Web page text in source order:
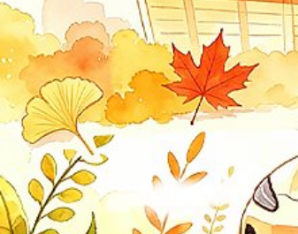
捷途
金岭汽车
金龙
金旅